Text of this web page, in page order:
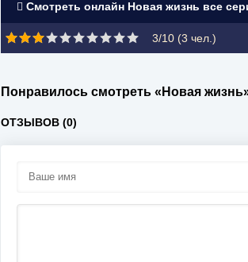
Смотреть онлайн Новая жизнь все
3/10 (3 чел.)
Понравилось смотреть «Новая
ОТЗЫВОВ (0)